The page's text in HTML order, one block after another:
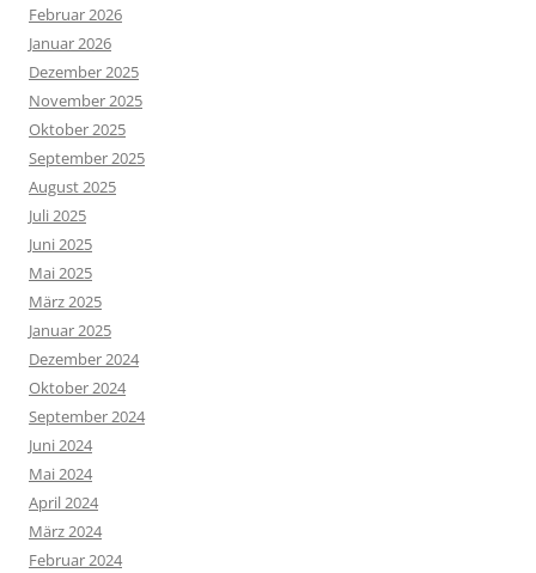
Februar 2026
Januar 2026
Dezember 2025
November 2025
Oktober 2025
September 2025
August 2025
Juli 2025
Juni 2025
Mai 2025
März 2025
Januar 2025
Dezember 2024
Oktober 2024
September 2024
Juni 2024
Mai 2024
April 2024
März 2024
Februar 2024